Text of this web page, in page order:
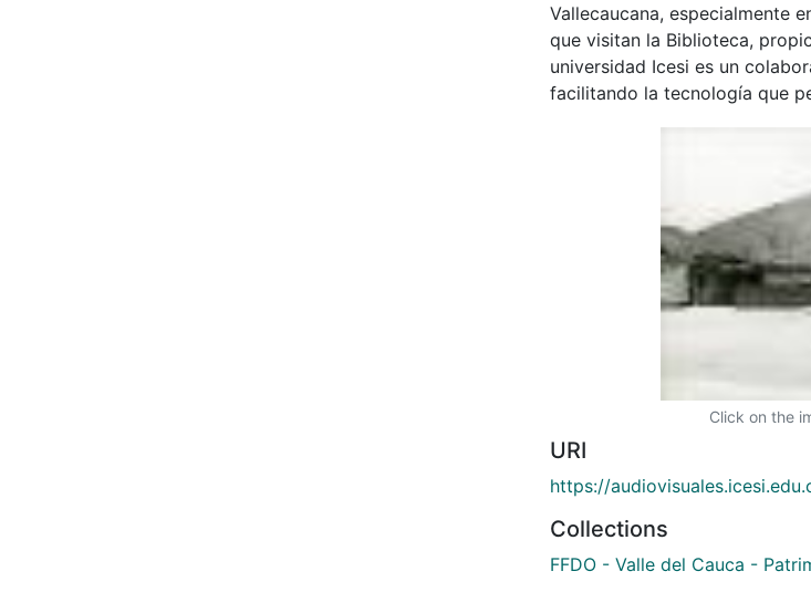
Vallecaucana, especialmente
que visitan la Biblioteca,
universidad Icesi es un
facilitando la tecnología que
Click on the
URI
https://
Collections
FFDO - Valle del Cauca -